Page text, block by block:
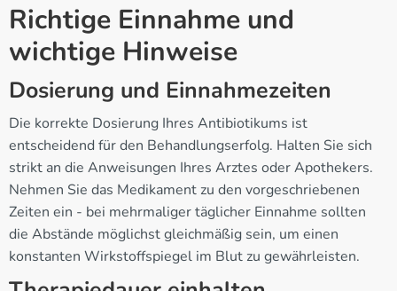
Richtige Einnahme und
wichtige Hinweise
Dosierung und Einnahmezeiten
Die korrekte Dosierung Ihres Antibiotikums ist
entscheidend für den Behandlungserfolg. Halten Sie sich
strikt an die Anweisungen Ihres Arztes oder Apothekers.
Nehmen Sie das Medikament zu den vorgeschriebenen
Zeiten ein - bei mehrmaliger täglicher Einnahme sollten
die Abstände möglichst gleichmäßig sein, um einen
konstanten Wirkstoffspiegel im Blut zu gewährleisten.